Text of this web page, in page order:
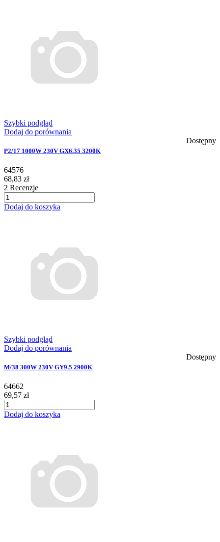
Szybki podgląd
Dodaj do porównania
Dostępny
P2/17 1000W 230V GX6.35 3200K
64576
68,83 zł
2 Recenzje
Dodaj do koszyka
Szybki podgląd
Dodaj do porównania
Dostępny
M/38 300W 230V GY9.5 2900K
64662
69,57 zł
Dodaj do koszyka